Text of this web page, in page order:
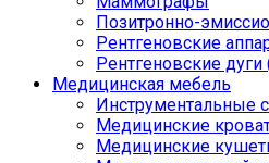
Позитронно-
Рентгеновские
Рентгеновские дуги
Медицинская мебель
Инструментальные
Медицинские
Медицинские